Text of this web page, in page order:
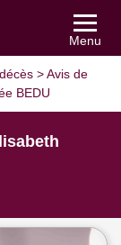
Menu
>Avis de
BEDU